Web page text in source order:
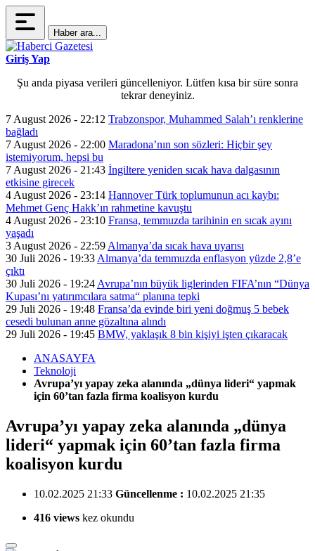
Haber ara...
Giriş Yap
Şu anda piyasa verileri güncelleniyor. Lütfen kısa bir süre sonra
tekrar deneyiniz.
7 August 2026 - 22:12 Trabzonspor, Muhammed Salah’ı renklerine
bağladı
7 August 2026 - 22:00 Maradona’nın son sözleri: Hiçbir şey
istemiyorum, hepsi bu
7 August 2026 - 21:43 İngiltere yeniden sıcak hava dalgasının
etkisine girecek
4 August 2026 - 23:14 Hannover Türk toplumunun acı kaybı:
Mehmet Genç Hakk’ın rahmetine kavuştu
4 August 2026 - 23:10 Fransa, temmuzda tarihinin en sıcak ayını
yaşadı
3 August 2026 - 22:59 Almanya’da sıcak hava uyarısı
30 Juli 2026 - 19:33 Almanya’da temmuzda enflasyon yüzde 2,8’e
çıktı
30 Juli 2026 - 19:24 Avrupa’nın büyük liglerinden FIFA’nın “Dünya
Kupası’nı yatırımcılara satma“ planına tepki
29 Juli 2026 - 19:48 Fransa’da evinde biri yeni doğmuş 5 bebek
cesedi bulunan anne gözaltına alındı
29 Juli 2026 - 19:45 BMW, yaklaşık 8 bin kişiyi işten çıkaracak
ANASAYFA
Teknoloji
Avrupa’yı yapay zeka alanında „dünya lideri“ yapmak
için 60’tan fazla firma koalisyon kurdu
Avrupa’yı yapay zeka alanında „dünya
lideri“ yapmak için 60’tan fazla firma
koalisyon kurdu
10.02.2025 21:33 Güncellenme : 10.02.2025 21:35
416 views kez okundu